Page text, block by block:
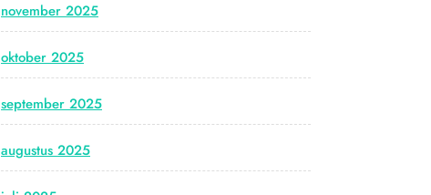
november 2025
oktober 2025
september 2025
augustus 2025